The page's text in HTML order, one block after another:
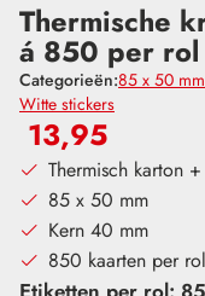
Thermische
á 850 per rol
Categorieën:85 x 50 mm
Witte stickers
13,95
Thermisch karton
85 x 50 mm
Kern 40 mm
850 kaarten per rol
Naam*
Voornaam
Achternaam
Emailadres*
Telefoonnummer